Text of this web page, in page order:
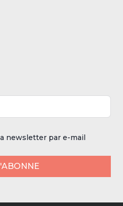
newsletter par e-mail